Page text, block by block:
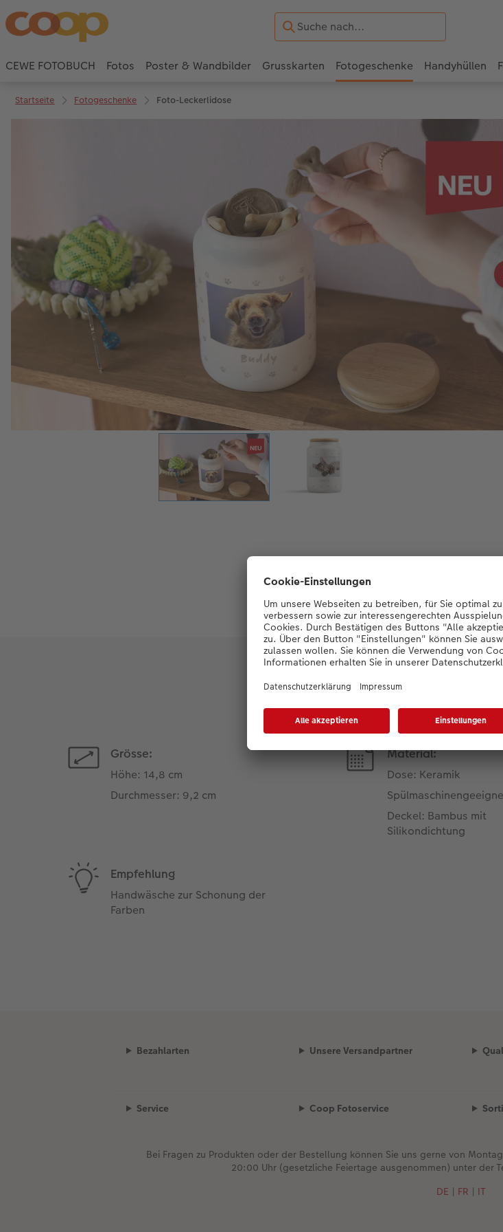
CEWE FOTOBUCH Fotos Poster & Wandbilder Grusskarten Fotogeschenke Handyhüllen
Startseite Fotogeschenke Foto-Leckerlidose
Grösse:
Höhe: 14,8 cm
Durchmesser: 9,2 cm
Material:
Dose: Keramik
Deckel: Bambus mit
Silikondichtung
Empfehlung
Handwäsche zur Schonung der
Farben
Bezahlarten Unsere Versandpartner
Service Coop Fotoservice
Bei Fragen zu Produkten oder der Bestellung können Sie uns gerne von
20:00 Uhr (gesetzliche Feiertage ausgenommen) unter der
DE | FR | IT